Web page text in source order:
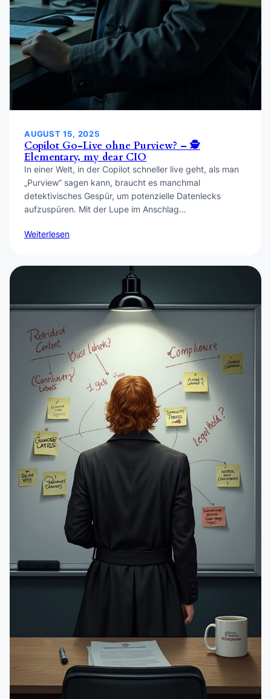
AUGUST 15, 2025
Copilot Go-Live ohne Purview? – 🕵️
Elementary, my dear CIO
In einer Welt, in der Copilot schneller live geht, als man
„Purview“ sagen kann, braucht es manchmal
detektivisches Gespür, um potenzielle Datenlecks
aufzuspüren. Mit der Lupe im Anschlag…
Weiterlesen